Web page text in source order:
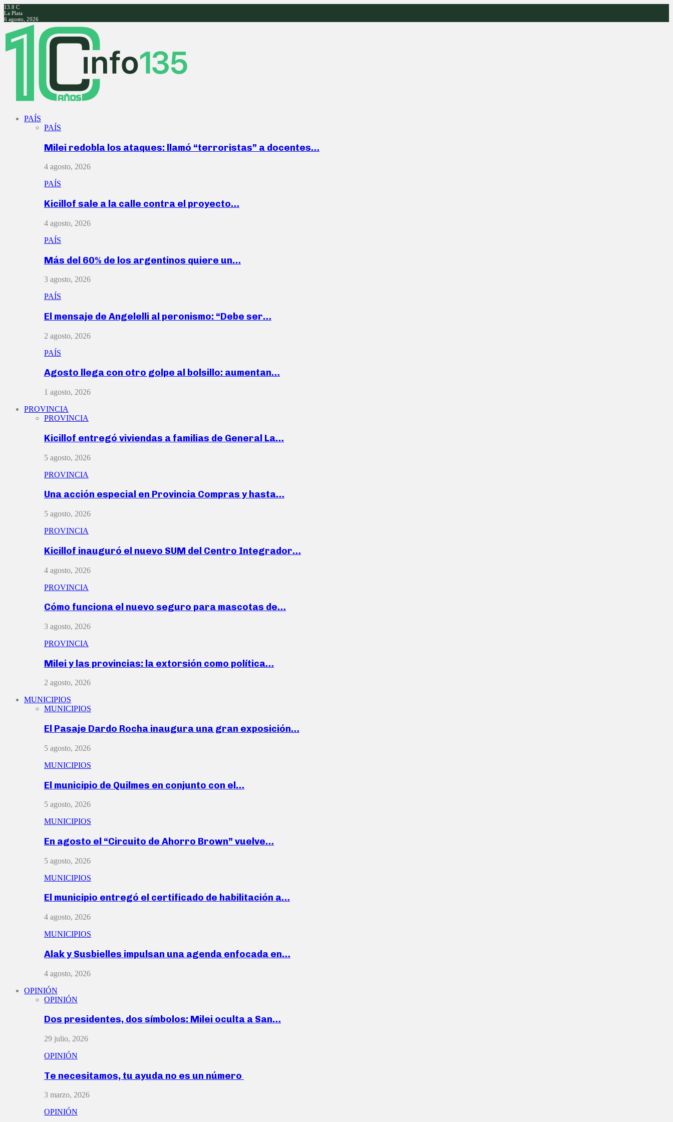
13.8 C
La Plata
6 agosto, 2026
Facebook
Twitter
Instagram
Youtube
PAÍS
PAÍS
Milei redobla los ataques: llamó “terroristas” a docentes…
4 agosto, 2026
PAÍS
Kicillof sale a la calle contra el proyecto…
4 agosto, 2026
PAÍS
Más del 60% de los argentinos quiere un…
3 agosto, 2026
PAÍS
El mensaje de Angelelli al peronismo: “Debe ser…
2 agosto, 2026
PAÍS
Agosto llega con otro golpe al bolsillo: aumentan…
1 agosto, 2026
PROVINCIA
PROVINCIA
Kicillof entregó viviendas a familias de General La…
5 agosto, 2026
PROVINCIA
Una acción especial en Provincia Compras y hasta…
5 agosto, 2026
PROVINCIA
Kicillof inauguró el nuevo SUM del Centro Integrador…
4 agosto, 2026
PROVINCIA
Cómo funciona el nuevo seguro para mascotas de…
3 agosto, 2026
PROVINCIA
Milei y las provincias: la extorsión como política…
2 agosto, 2026
MUNICIPIOS
MUNICIPIOS
El Pasaje Dardo Rocha inaugura una gran exposición…
5 agosto, 2026
MUNICIPIOS
El municipio de Quilmes en conjunto con el…
5 agosto, 2026
MUNICIPIOS
En agosto el “Circuito de Ahorro Brown” vuelve…
5 agosto, 2026
MUNICIPIOS
El municipio entregó el certificado de habilitación a…
4 agosto, 2026
MUNICIPIOS
Alak y Susbielles impulsan una agenda enfocada en…
4 agosto, 2026
OPINIÓN
OPINIÓN
Dos presidentes, dos símbolos: Milei oculta a San…
29 julio, 2026
OPINIÓN
Te necesitamos, tu ayuda no es un número
3 marzo, 2026
OPINIÓN